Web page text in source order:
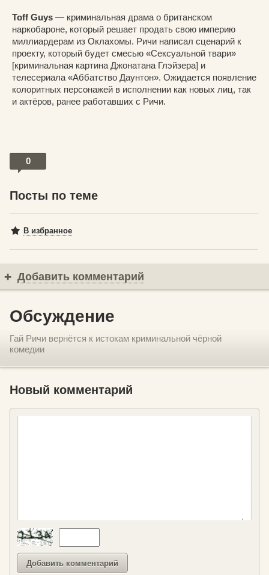
Toff Guys — криминальная драма о британском
наркобароне, который решает продать свою империю
миллиардерам из Оклахомы. Ричи написал сценарий к
проекту, который будет смесью «Сексуальной твари»
[криминальная картина Джонатана Глэйзера] и
телесериала «Аббатство Даунтон». Ожидается появление
колоритных персонажей в исполнении как новых лиц, так
и актёров, ранее работавших с Ричи.
0
Посты по теме
В избранное
Добавить комментарий
Обсуждение
Гай Ричи вернётся к истокам криминальной чёрной
комедии
Новый комментарий